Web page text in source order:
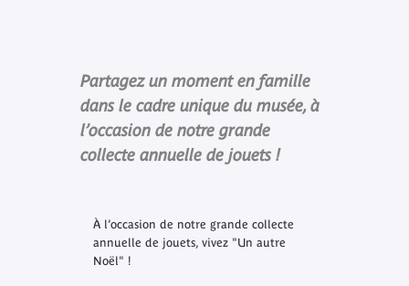
Partagez un moment en famille
dans le cadre unique du musée, à
l’occasion de notre grande
collecte annuelle de jouets !
À l’occasion de notre grande collecte
annuelle de jouets, vivez "Un autre
Noël" !